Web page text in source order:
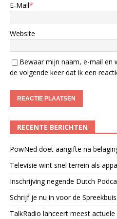
E-Mail*
Website
Bewaar mijn naam, e-mail en
de volgende keer dat ik een
RECENTE BERICHTEN
PowNed doet aangifte na
Televisie wint snel terrein als
Inschrijving negende Dutch
Schrijf je nu in voor de
TalkRadio lanceert meest